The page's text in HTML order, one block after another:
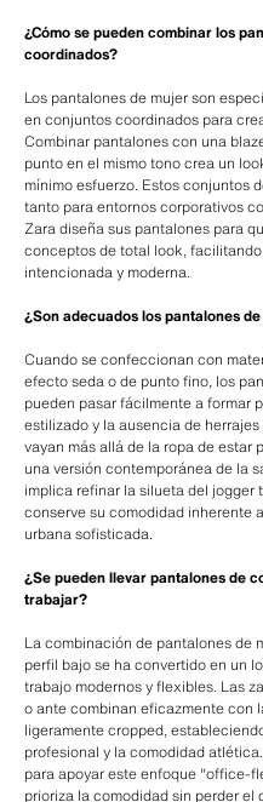
¿Cómo se pueden combinar los
coordinados?
Los pantalones de mujer son
en conjuntos coordinados para
Combinar pantalones con una
punto en el mismo tono crea un
mínimo esfuerzo. Estos conjuntos
tanto para entornos corporativos
Zara diseña sus pantalones para
conceptos de total look,
intencionada y moderna.
¿Son adecuados los pantalones
Cuando se confeccionan con
efecto seda o de punto fino, los
pueden pasar fácilmente a formar
estilizado y la ausencia de
vayan más allá de la ropa de estar
una versión contemporánea de la
implica refinar la silueta del jogger
conserve su comodidad inherente
urbana sofisticada.
¿Se pueden llevar pantalones de
trabajar?
La combinación de pantalones de
perfil bajo se ha convertido en un
trabajo modernos y flexibles. Las
o ante combinan eficazmente con
ligeramente cropped,
profesional y la comodidad
para apoyar este enfoque "office-
prioriza la comodidad sin perder